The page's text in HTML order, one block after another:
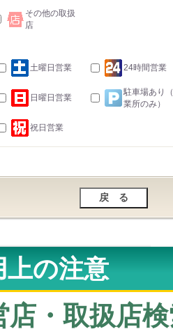
その他の取扱
店
土曜日営業 24時間営業
日曜日営業
駐車場あり
業所のみ）
祝日営業
上の注意
店・取扱店